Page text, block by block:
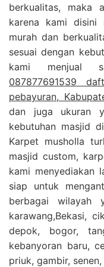
berkualitas, maka
karena kami disini
murah dan
sesuai dengan
kami menjual
087877691539
pebayuran,
dan juga ukuran
kebutuhan masjid
Karpet musholla
masjid custom,
kami menyediakan
siap untuk
berbagai wilayah
karawang,Bekasi,
depok, bogor,
kebanyoran baru,
priuk, gambir,